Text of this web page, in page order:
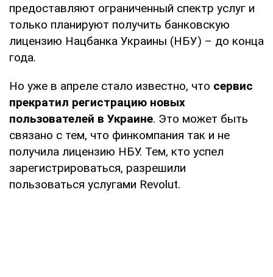
предоставляют ограниченный спектр услуг и
только планируют получить банковскую
лицензию Нацбанка Украины (НБУ) – до конца
года.
Но уже в апреле стало известно, что сервис
прекратил регистрацию новых
пользователей в Украине. Это может быть
связано с тем, что финкомпания так и не
получила лицензию НБУ. Тем, кто успел
зарегистрироваться, разрешили
пользоваться услугами Revolut.